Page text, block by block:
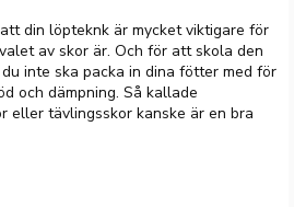
din löpteknk är mycket viktigare för
av skor är. Och för att skola den
inte ska packa in dina fötter med för
och dämpning. Så kallade
eller tävlingsskor kanske är en bra